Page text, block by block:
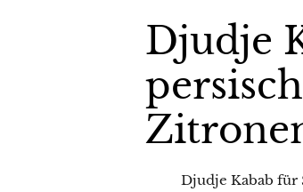
Djudje
Djudje Kabab für